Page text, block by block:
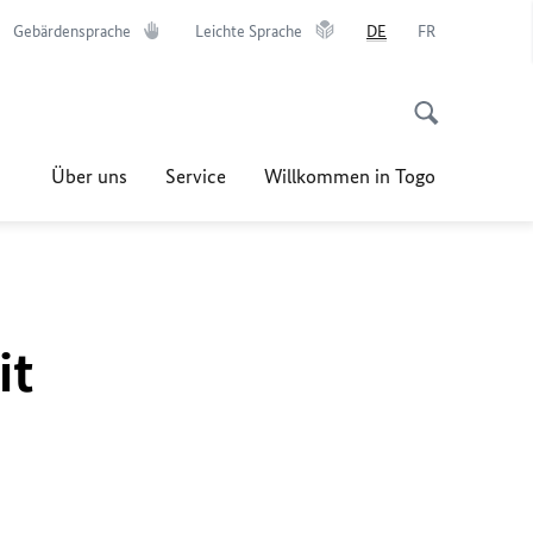
Gebärdensprache Leichte Sprache DE FR
Über uns Service Willkommen in Togo